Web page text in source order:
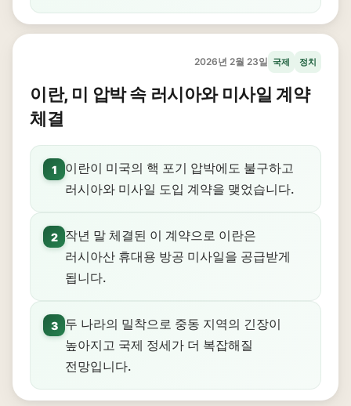
2026년 2월 23일 국제 정치
이란, 미 압박 속 러시아와 미사일 계약
체결
1
이란이 미국의 핵 포기 압박에도 불구하고
러시아와 미사일 도입 계약을 맺었습니다.
2
작년 말 체결된 이 계약으로 이란은
러시아산 휴대용 방공 미사일을 공급받게
됩니다.
3
두 나라의 밀착으로 중동 지역의 긴장이
높아지고 국제 정세가 더 복잡해질
전망입니다.